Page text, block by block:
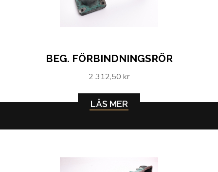
BEG. FÖRBINDNINGSRÖR
2 312,50 kr
LÄS MER